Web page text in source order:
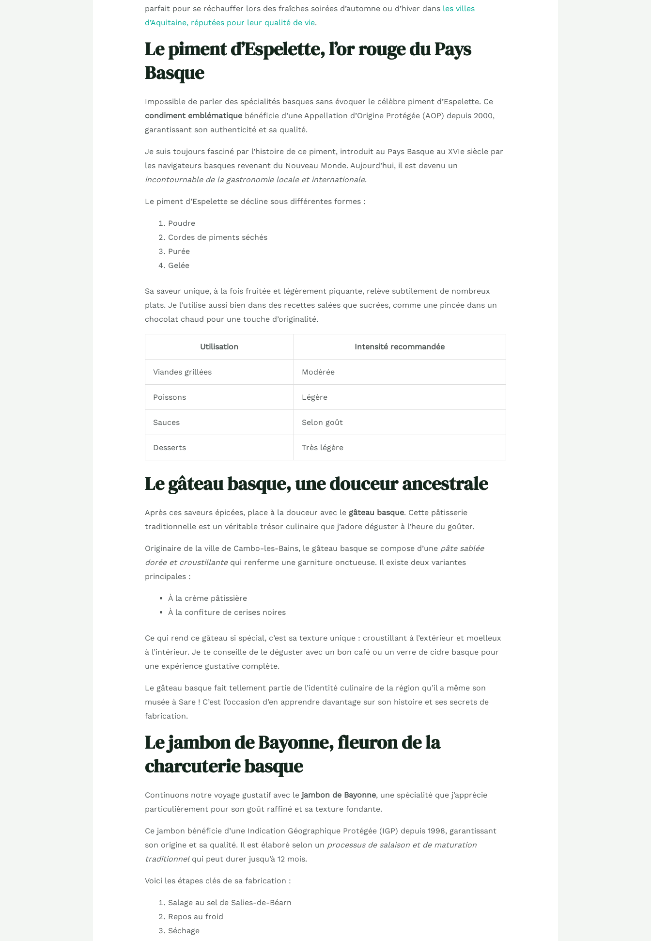
parfait pour se réchauffer lors des fraîches soirées d’automne ou d’hiver dans les villes
d’Aquitaine, réputées pour leur qualité de vie.
Le piment d’Espelette, l’or rouge du Pays
Basque
Impossible de parler des spécialités basques sans évoquer le célèbre piment d’Espelette. Ce
condiment emblématiquebénéficie d’une Appellation d’Origine Protégée (AOP) depuis 2000,
garantissant son authenticité et sa qualité.
Je suis toujours fasciné par l’histoire de ce piment, introduit au Pays Basque au XVIe siècle par
les navigateurs basques revenant du Nouveau Monde. Aujourd’hui, il est devenu un
incontournable de la gastronomie locale et internationale.
Le piment d’Espelette se décline sous différentes formes :
Poudre
Cordes de piments séchés
Purée
Gelée
Sa saveur unique, à la fois fruitée et légèrement piquante, relève subtilement de nombreux
plats. Je l’utilise aussi bien dans des recettes salées que sucrées, comme une pincée dans un
chocolat chaud pour une touche d’originalité.
Utilisation Intensité recommandée
Viandes grillées Modérée
Poissons Légère
Sauces Selon goût
Desserts Très légère
Le gâteau basque, une douceur ancestrale
Après ces saveurs épicées, place à la douceur avec le gâteau basque. Cette pâtisserie
traditionnelle est un véritable trésor culinaire que j’adore déguster à l’heure du goûter.
Originaire de la ville de Cambo-les-Bains, le gâteau basque se compose d’une pâte sablée
dorée et croustillantequi renferme une garniture onctueuse. Il existe deux variantes
principales :
À la crème pâtissière
À la confiture de cerises noires
Ce qui rend ce gâteau si spécial, c’est sa texture unique : croustillant à l’extérieur et moelleux
à l’intérieur. Je te conseille de le déguster avec un bon café ou un verre de cidre basque pour
une expérience gustative complète.
Le gâteau basque fait tellement partie de l’identité culinaire de la région qu’il a même son
musée à Sare ! C’est l’occasion d’en apprendre davantage sur son histoire et ses secrets de
fabrication.
Le jambon de Bayonne, fleuron de la
charcuterie basque
Continuons notre voyage gustatif avec le jambon de Bayonne, une spécialité que j’apprécie
particulièrement pour son goût raffiné et sa texture fondante.
Ce jambon bénéficie d’une Indication Géographique Protégée (IGP) depuis 1998, garantissant
son origine et sa qualité. Il est élaboré selon un processus de salaison et de maturation
traditionnelqui peut durer jusqu’à 12 mois.
Voici les étapes clés de sa fabrication :
Salage au sel de Salies-de-Béarn
Repos au froid
Séchage